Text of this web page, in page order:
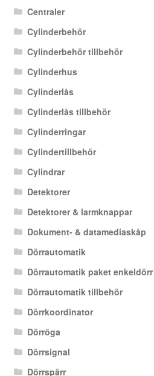
Centraler
Cylinderbehör
Cylinderbehör tillbehör
Cylinderhus
Cylinderlås
Cylinderlås tillbehör
Cylinderringar
Cylindertillbehör
Cylindrar
Detektorer
Detektorer & larmknappar
Dokument- & datamediaskåp
Dörrautomatik
Dörrautomatik paket enkeldörr
Dörrautomatik tillbehör
Dörrkoordinator
Dörröga
Dörrsignal
Dörrspärr